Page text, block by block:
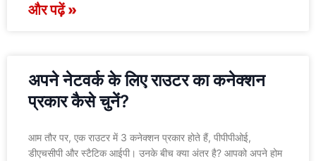
और पढ़ें »
अपने नेटवर्क के लिए राउटर का कनेक्शन
प्रकार कैसे चुनें?
आम तौर पर, एक राउटर में 3 कनेक्शन प्रकार होते हैं, पीपीपीओई,
डीएचसीपी और स्टैटिक आईपी। उनके बीच क्या अंतर है? आपको अपने होम